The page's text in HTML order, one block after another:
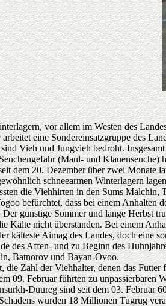
vor allem im Westen des
arbeitet eine Sondereinsatzgruppe des
Vieh und Jungvieh bedroht.
(Maul- und
dem 20. Dezember über zwei Monate
schneearmen Winterlagern
die Viehhirten in den Sums Malchin,
befürchtet, dass bei einem Anhalten
günstige Sommer und lange Herbst
Kälte nicht überstanden. Bei einem
kälteste Aimag des Landes, doch eine
des Affen- und zu Beginn des
Batnorov und Bayan-Ovoo.
die Zahl der Viehhalter, denen das Futter
09. Februar führten zu unpassierbaren
Duureg sind seit dem 03. Februar
wurden 18 Millionen Tugrug